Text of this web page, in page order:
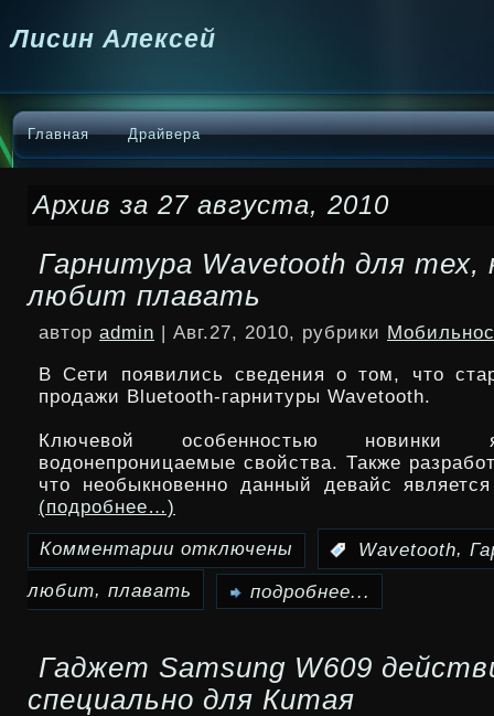
Лисин Алексей
Главная Драйвера
Архив за 27 августа, 2010
Гарнитура Wavetooth для тех,
любит плавать
автор admin | Авг.27, 2010, рубрики
В Сети появились сведения о том, что
продажи Bluetooth-гарнитуры Wavetooth.
Ключевой особенностью новинки
водонепроницаемые свойства. Также
что необыкновенно данный девайс
(подробнее…)
Комментарии
записи
Wavetooth
для
отключены Wavetooth,
любит, плавать подробнее...
Гаджет Samsung W609
специально для Китая